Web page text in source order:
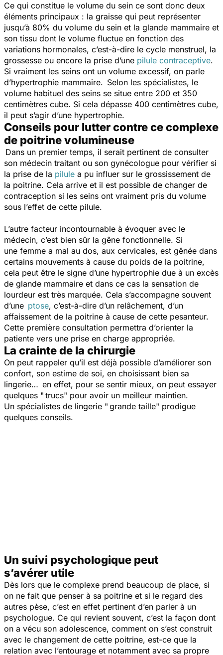
Ce qui constitue le volume du sein ce sont donc deux
éléments principaux : la graisse qui peut représenter
jusqu’à 80% du volume du sein et la glande mammaire et
son tissu dont le volume fluctue en fonction des
variations hormonales, c’est-à-dire le cycle menstruel, la
grossesse ou encore la prise d’une pilule contraceptive.
Si vraiment les seins ont un volume excessif, on parle
d’hypertrophie mammaire. Selon les spécialistes, le
volume habituel des seins se situe entre 200 et 350
centimètres cube. Si cela dépasse 400 centimètres cube,
il peut s’agir d’une hypertrophie.
Conseils pour lutter contre ce complexe
de poitrine volumineuse
Dans un premier temps, il serait pertinent de consulter
son médecin traitant ou son gynécologue pour vérifier si
la prise de la pilule a pu influer sur le grossissement de
la poitrine. Cela arrive et il est possible de changer de
contraception si les seins ont vraiment pris du volume
sous l’effet de cette pilule.
L’autre facteur incontournable à évoquer avec le
médecin, c’est bien sûr la gêne fonctionnelle. Si
une femme a mal au dos, aux cervicales, est gênée dans
certains mouvements à cause du poids de la poitrine,
cela peut être le signe d’une hypertrophie due à un excès
de glande mammaire et dans ce cas la sensation de
lourdeur est très marquée. Cela s’accompagne souvent
d’une ptose, c’est-à-dire d’un relâchement, d’un
affaissement de la poitrine à cause de cette pesanteur.
Cette première consultation permettra d’orienter la
patiente vers une prise en charge appropriée.
La crainte de la chirurgie
On peut rappeler qu’il est déjà possible d’améliorer son
confort, son estime de soi, en choisissant bien sa
lingerie… en effet, pour se sentir mieux, on peut essayer
quelques " trucs" pour avoir un meilleur maintien.
Un spécialistes de lingerie " grande taille" prodigue
quelques conseils.
Un suivi psychologique peut
s’avérer utile
Dès lors que le complexe prend beaucoup de place, si
on ne fait que penser à sa poitrine et si le regard des
autres pèse, c’est en effet pertinent d’en parler à un
psychologue. Ce qui revient souvent, c’est la façon dont
on a vécu son adolescence, comment on s’est construit
avec le changement de cette poitrine, est-ce que la
relation avec l’entourage et notamment avec sa propre